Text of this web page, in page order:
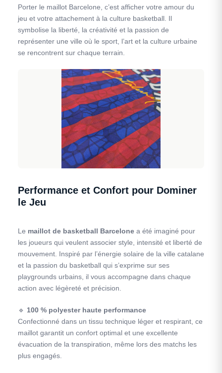
Porter le maillot Barcelone, c’est afficher votre amour du
jeu et votre attachement à la culture basketball. Il
symbolise la liberté, la créativité et la passion de
représenter une ville où le sport, l’art et la culture urbaine
se rencontrent sur chaque terrain.
Performance et Confort pour Dominer
le Jeu
Le maillot de basketball Barcelone a été imaginé pour
les joueurs qui veulent associer style, intensité et liberté de
mouvement. Inspiré par l’énergie solaire de la ville catalane
et la passion du basketball qui s’exprime sur ses
playgrounds urbains, il vous accompagne dans chaque
action avec légèreté et précision.
🔹 100 % polyester haute performance
Confectionné dans un tissu technique léger et respirant, ce
maillot garantit un confort optimal et une excellente
évacuation de la transpiration, même lors des matchs les
plus engagés.